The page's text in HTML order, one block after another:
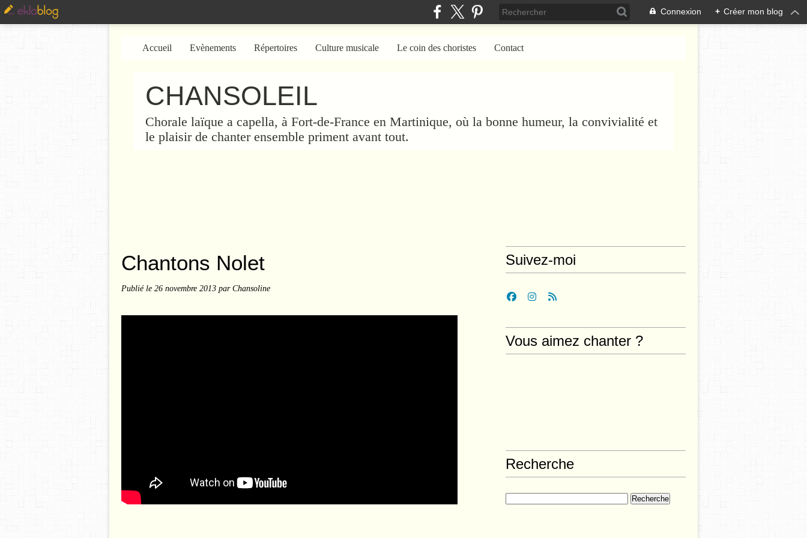
Connexion + Créer mon blog
CHANSOLEIL
Chorale laïque a capella, à Fort-de-France en Martinique, où la bonne humeur, la convivialité et
le plaisir de chanter ensemble priment avant tout.
Accueil Evènements Répertoires Culture musicale Le coin des choristes Contact
Chantons Nolet
Publié le 26 novembre 2013 par Chansoline
Suivez-moi
Vous aimez chanter ?
Recherche